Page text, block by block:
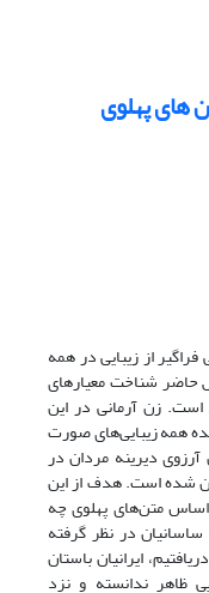
های پهلوی
از زیبایی در همه
حاضر شناخت معیارهای
است. زن آرمانی در این
همه زیبایی‌های صورت
دیرینه مردان در
شده است. هدف از این
متن‌های پهلوی چه
در نظر گرفته
ایرانیان باستان
ظاهر ندانسته و نزد